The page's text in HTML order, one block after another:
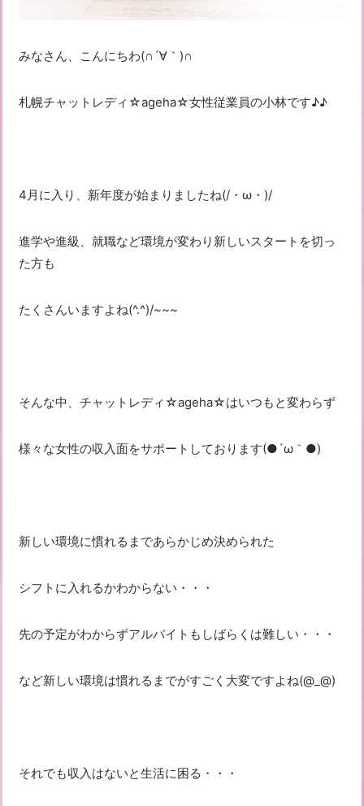
みなさん、こんにちわ(∩´∀｀)∩
札幌チャットレディ☆ageha☆女性従業員の小林です♪♪
4月に入り、新年度が始まりましたね(/・ω・)/
進学や進級、就職など環境が変わり新しいスタートを切っ
た方も
たくさんいますよね(^.^)/~~~
そんな中、チャットレディ☆ageha☆はいつもと変わらず
様々な女性の収入面をサポートしております(●´ω｀●)
新しい環境に慣れるまであらかじめ決められた
シフトに入れるかわからない・・・
先の予定がわからずアルバイトもしばらくは難しい・・・
など新しい環境は慣れるまでがすごく大変ですよね(@_@)
それでも収入はないと生活に困る・・・